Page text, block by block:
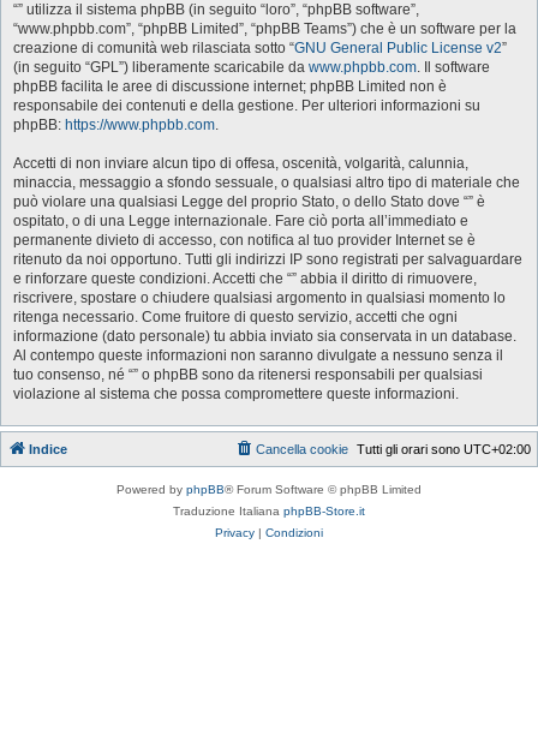
“” utilizza il sistema phpBB (in seguito “loro”, “phpBB software”,
“www.phpbb.com”, “phpBB Limited”, “phpBB Teams”) che è un software per la
creazione di comunità web rilasciata sotto “GNU General Public License v2”
(in seguito “GPL”) liberamente scaricabile da www.phpbb.com. Il software
phpBB facilita le aree di discussione internet; phpBB Limited non è
responsabile dei contenuti e della gestione. Per ulteriori informazioni su
phpBB: https://www.phpbb.com.
Accetti di non inviare alcun tipo di offesa, oscenità, volgarità, calunnia,
minaccia, messaggio a sfondo sessuale, o qualsiasi altro tipo di materiale che
può violare una qualsiasi Legge del proprio Stato, o dello Stato dove “” è
ospitato, o di una Legge internazionale. Fare ciò porta all’immediato e
permanente divieto di accesso, con notifica al tuo provider Internet se è
ritenuto da noi opportuno. Tutti gli indirizzi IP sono registrati per salvaguardare
e rinforzare queste condizioni. Accetti che “” abbia il diritto di rimuovere,
riscrivere, spostare o chiudere qualsiasi argomento in qualsiasi momento lo
ritenga necessario. Come fruitore di questo servizio, accetti che ogni
informazione (dato personale) tu abbia inviato sia conservata in un database.
Al contempo queste informazioni non saranno divulgate a nessuno senza il
tuo consenso, né “” o phpBB sono da ritenersi responsabili per qualsiasi
violazione al sistema che possa compromettere queste informazioni.
Indice Tutti gli orari sono UTC+02:00
Cancella cookie
Powered by phpBB® Forum Software © phpBB Limited
Traduzione Italiana phpBB-Store.it
Privacy | Condizioni